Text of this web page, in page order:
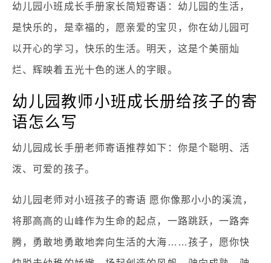
幼儿园小班成长手册家长简短寄语：幼儿园的生活，
是快乐的，是幸福的，愿亲爱的宝贝，你在幼儿园可
以开心的学习，快乐的生活。明天，这是个美丽灿
烂、辉映着五光十色的迷人的字眼。
幼儿园教师小班成长册给孩子的寄
语怎么写
幼儿园成长手册老师寄语推荐如下：你是个聪明、活
泼、可爱的孩子。
幼儿园老师对小班孩子的寄语 愿你像那小小的溪流，
将那高高的山峰作为生命的起点，一路跳跃，一路奔
腾，勇敢地勇敢地奔向生活的大海……孩子，愿你快